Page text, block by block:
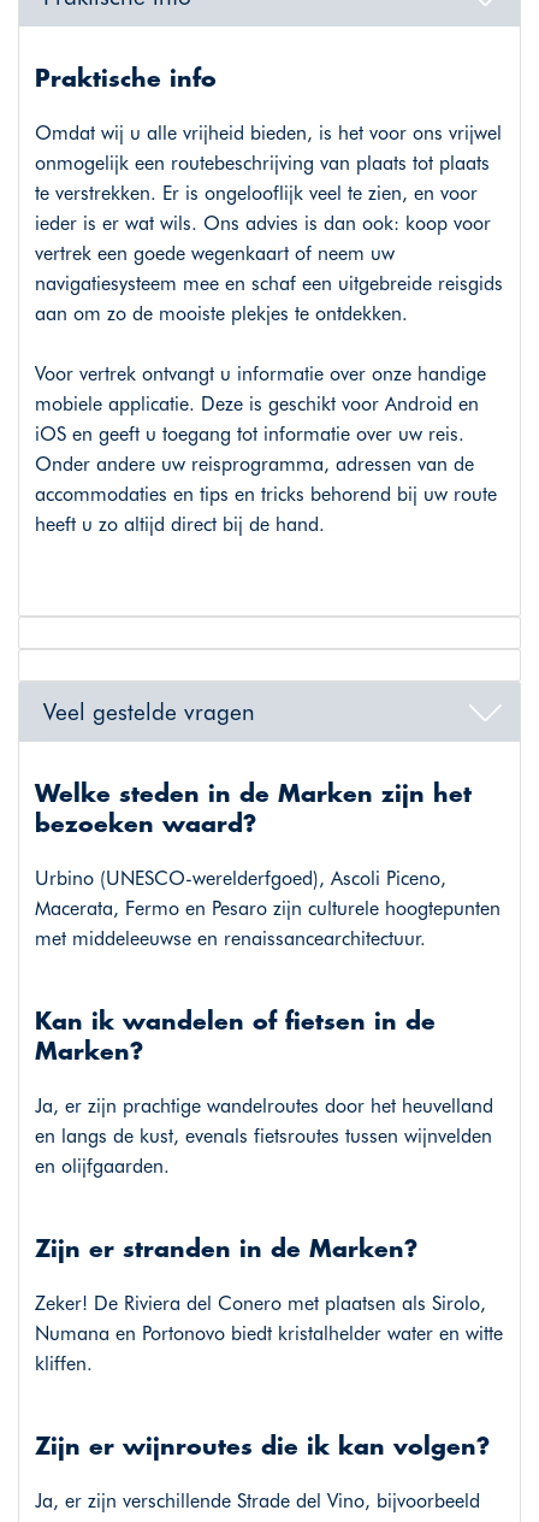
Praktische info
Omdat wij u alle vrijheid bieden, is het voor ons vrijwel
onmogelijk een routebeschrijving van plaats tot plaats
te verstrekken. Er is ongelooflijk veel te zien, en voor
ieder is er wat wils. Ons advies is dan ook: koop voor
vertrek een goede wegenkaart of neem uw
navigatiesysteem mee en schaf een uitgebreide reisgids
aan om zo de mooiste plekjes te ontdekken.
Voor vertrek ontvangt u informatie over onze handige
mobiele applicatie. Deze is geschikt voor Android en
iOS en geeft u toegang tot informatie over uw reis.
Onder andere uw reisprogramma, adressen van de
accommodaties en tips en tricks behorend bij uw route
heeft u zo altijd direct bij de hand.
Veel gestelde vragen
Welke steden in de Marken zijn het
bezoeken waard?
Urbino (UNESCO-werelderfgoed), Ascoli Piceno,
Macerata, Fermo en Pesaro zijn culturele hoogtepunten
met middeleeuwse en renaissancearchitectuur.
Kan ik wandelen of fietsen in de
Marken?
Ja, er zijn prachtige wandelroutes door het heuvelland
en langs de kust, evenals fietsroutes tussen wijnvelden
en olijfgaarden.
Zijn er stranden in de Marken?
Zeker! De Riviera del Conero met plaatsen als Sirolo,
Numana en Portonovo biedt kristalhelder water en witte
kliffen.
Zijn er wijnroutes die ik kan volgen?
Ja, er zijn verschillende Strade del Vino, bijvoorbeeld